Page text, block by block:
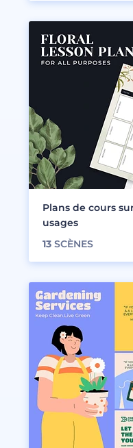
Plans de cours
usages
13 SCÈNES